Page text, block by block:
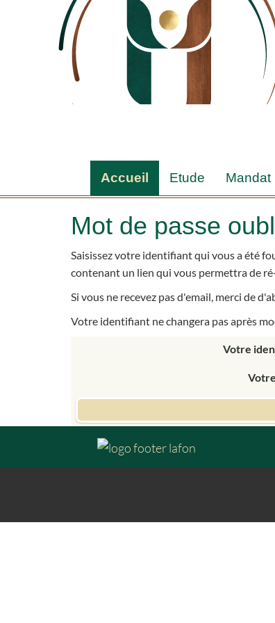
Accueil Etude Mandat
Mot de passe
Saisissez votre identifiant qui vous a été
contenant un lien qui vous permettra de
Si vous ne recevez pas d'email, merci de
Votre identifiant ne changera pas après
Votre